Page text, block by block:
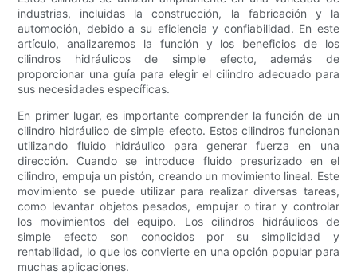
industrias, incluidas la construcción, la fabricación y la
automoción, debido a su eficiencia y confiabilidad. En este
artículo, analizaremos la función y los beneficios de los
cilindros hidráulicos de simple efecto, además de
proporcionar una guía para elegir el cilindro adecuado para
sus necesidades específicas.
En primer lugar, es importante comprender la función de un
cilindro hidráulico de simple efecto. Estos cilindros funcionan
utilizando fluido hidráulico para generar fuerza en una
dirección. Cuando se introduce fluido presurizado en el
cilindro, empuja un pistón, creando un movimiento lineal. Este
movimiento se puede utilizar para realizar diversas tareas,
como levantar objetos pesados, empujar o tirar y controlar
los movimientos del equipo. Los cilindros hidráulicos de
simple efecto son conocidos por su simplicidad y
rentabilidad, lo que los convierte en una opción popular para
muchas aplicaciones.